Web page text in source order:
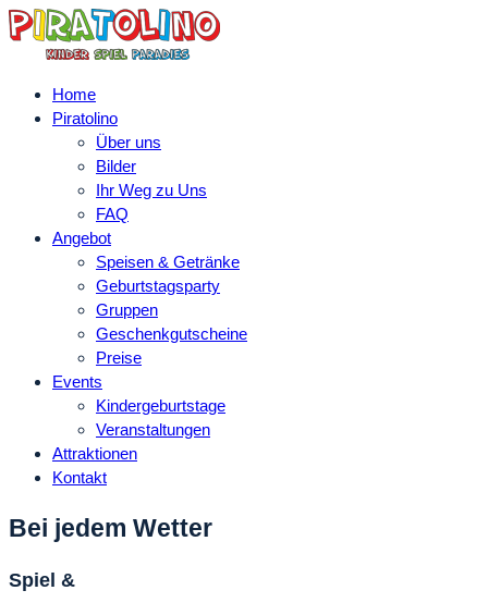
Home
Piratolino
Über uns
Bilder
Ihr Weg zu Uns
FAQ
Angebot
Speisen & Getränke
Geburtstagsparty
Gruppen
Geschenkgutscheine
Preise
Events
Kindergeburtstage
Veranstaltungen
Attraktionen
Kontakt
Bei jedem Wetter
Spiel &